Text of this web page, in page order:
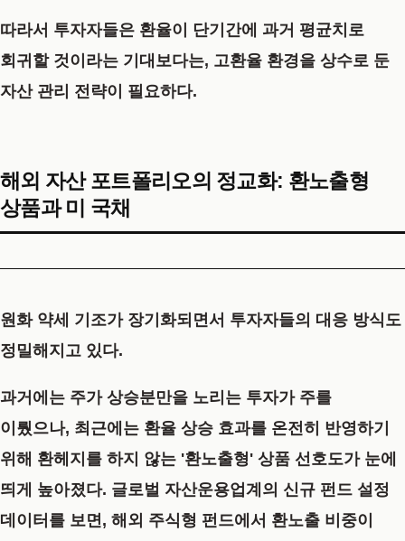
따라서 투자자들은 환율이 단기간에 과거 평균치로
회귀할 것이라는 기대보다는, 고환율 환경을 상수로 둔
자산 관리 전략이 필요하다.
해외 자산 포트폴리오의 정교화: 환노출형
상품과 미 국채
원화 약세 기조가 장기화되면서 투자자들의 대응 방식도
정밀해지고 있다.
과거에는 주가 상승분만을 노리는 투자가 주를
이뤘으나, 최근에는 환율 상승 효과를 온전히 반영하기
위해 환헤지를 하지 않는 '환노출형' 상품 선호도가 눈에
띄게 높아졌다. 글로벌 자산운용업계의 신규 펀드 설정
데이터를 보면, 해외 주식형 펀드에서 환노출 비중이